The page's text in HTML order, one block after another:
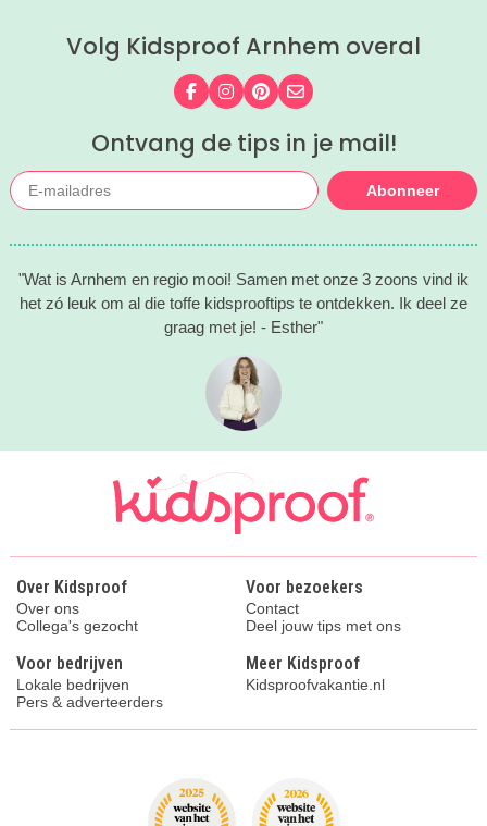
Volg Kidsproof Arnhem overal
Volg ons op Facebook
Volg ons op Instagram
Volg ons op Pinterest
Mail ons
Ontvang de tips in je mail!
Abonneer
"Wat is Arnhem en regio mooi! Samen met onze 3 zoons vind ik
het zó leuk om al die toffe kidsprooftips te ontdekken. Ik deel ze
graag met je! - Esther"
Over Kidsproof
Over ons
Collega's gezocht
Voor bezoekers
Contact
Deel jouw tips met ons
Voor bedrijven
Lokale bedrijven
Pers & adverteerders
Meer Kidsproof
Kidsproofvakantie.nl